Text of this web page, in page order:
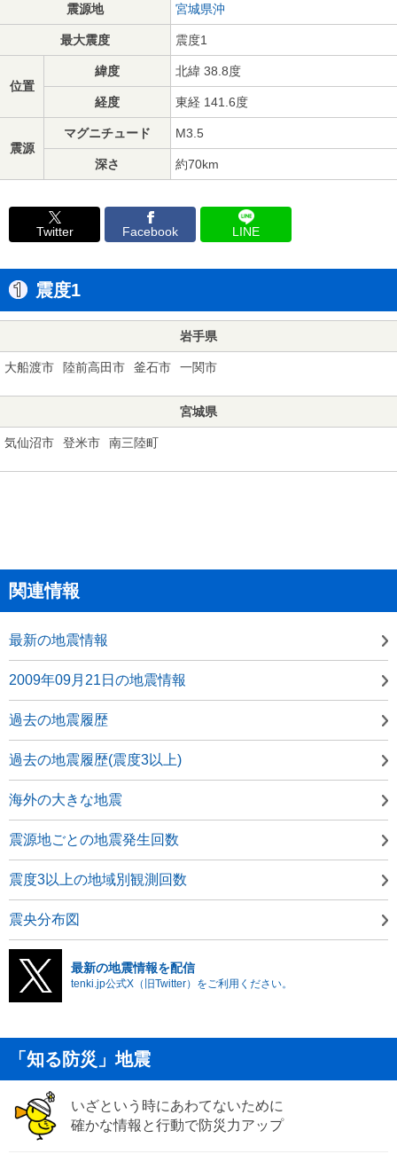
震源地 宮城県沖
最大震度 震度1
位置
緯度 北緯 38.8度
経度 東経 141.6度
震源
マグニチュード M3.5
深さ 約70km
Twitter Facebook LINE
震度1
岩手県
大船渡市 陸前高田市 釜石市 一関市
宮城県
気仙沼市 登米市 南三陸町
関連情報
最新の地震情報
2009年09月21日の地震情報
過去の地震履歴
過去の地震履歴(震度3以上)
海外の大きな地震
震源地ごとの地震発生回数
震度3以上の地域別観測回数
震央分布図
最新の地震情報を配信
tenki.jp公式X（旧Twitter）をご利用ください。
「知る防災」地震
いざという時にあわてないために
確かな情報と行動で防災力アップ